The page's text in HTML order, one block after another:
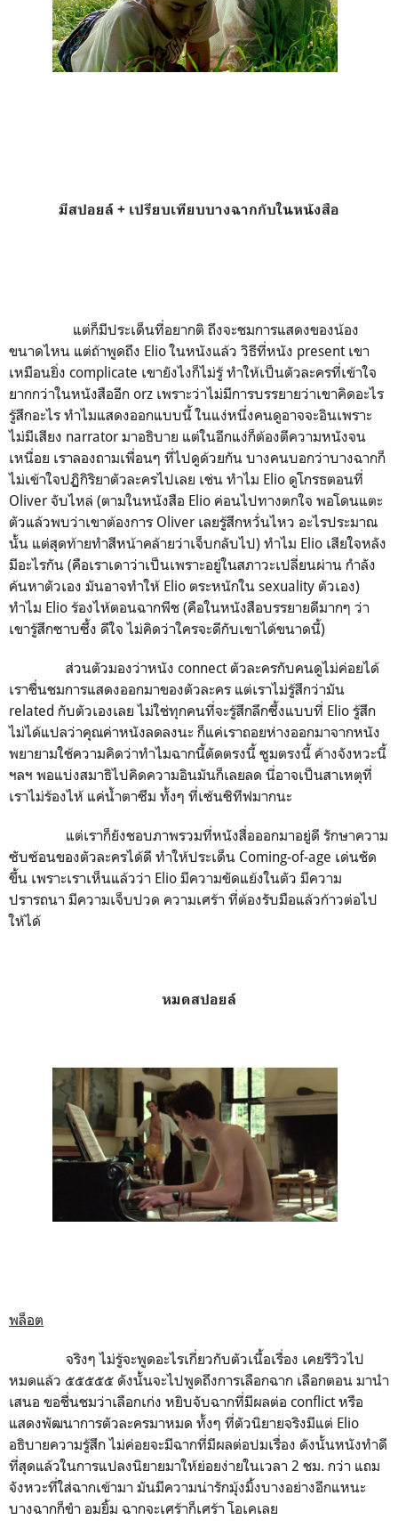
มีสปอยล์ + เปรียบเทียบบางฉากกับในหนังสือ
แต่ก็มีประเด็นที่อยากติ ถึงจะชมการแสดงของน้อง
ขนาดไหน แต่ถ้าพูดถึง Elio ในหนังแล้ว วิธีที่หนัง present เขา
เหมือนยิ่ง complicate เขายังไงก็ไม่รู้ ทำให้เป็นตัวละครที่เข้าใจ
ยากกว่าในหนังสืออีก orz เพราะว่าไม่มีการบรรยายว่าเขาคิดอะไร
รู้สึกอะไร ทำไมแสดงออกแบบนี้ ในแง่หนึ่งคนดูอาจจะอินเพราะ
ไม่มีเสียง narrator มาอธิบาย แต่ในอีกแง่ก็ต้องตีความหนังจน
เหนื่อย เราลองถามเพื่อนๆ ที่ไปดูด้วยกัน บางคนบอกว่าบางฉากก็
ไม่เข้าใจปฏิกิริยาตัวละครไปเลย เช่น ทำไม Elio ดูโกรธตอนที่
Oliver จับไหล่ (ตามในหนังสือ Elio ค่อนไปทางตกใจ พอโดนแตะ
ตัวแล้วพบว่าเขาต้องการ Oliver เลยรู้สึกหวั่นไหว อะไรประมาณ
นั้น แต่สุดท้ายทำสีหน้าคล้ายว่าเจ็บกลับไป) ทำไม Elio เสียใจหลัง
มีอะไรกัน (คือเราเดาว่าเป็นเพราะอยู่ในสภาวะเปลี่ยนผ่าน กำลัง
ค้นหาตัวเอง มันอาจทำให้ Elio ตระหนักใน sexuality ตัวเอง)
ทำไม Elio ร้องไห้ตอนฉากพีช (คือในหนังสือบรรยายดีมากๆ ว่า
เขารู้สึกซาบซึ้ง ดีใจ ไม่คิดว่าใครจะดีกับเขาได้ขนาดนี้)
ส่วนตัวมองว่าหนัง connect ตัวละครกับคนดูไม่ค่อยได้
เราชื่นชมการแสดงออกมาของตัวละคร แต่เราไม่รู้สึกว่ามัน
related กับตัวเองเลย ไม่ใช่ทุกคนที่จะรู้สึกลึกซึ้งแบบที่ Elio รู้สึก
ไม่ได้แปลว่าคุณค่าหนังลดลงนะ ก็แค่เราถอยห่างออกมาจากหนัง
พยายามใช้ความคิดว่าทำไมฉากนี้ตัดตรงนี้ ซูมตรงนี้ ค้างจังหวะนี้
ฯลฯ พอแบ่งสมาธิไปคิดความอินมันก็เลยลด นี่อาจเป็นสาเหตุที่
เราไม่ร้องไห้ แค่น้ำตาซึม ทั้งๆ ที่เซ้นซิทีฟมากนะ
แต่เราก็ยังชอบภาพรวมที่หนังสื่อออกมาอยู่ดี รักษาความ
ซับซ้อนของตัวละครได้ดี ทำให้ประเด็น Coming-of-age เด่นชัด
ขึ้น เพราะเราเห็นแล้วว่า Elio มีความขัดแย้งในตัว มีความ
ปรารถนา มีความเจ็บปวด ความเศร้า ที่ต้องรับมือแล้วก้าวต่อไป
ให้ได้
หมดสปอยล์
พล็อต
จริงๆ ไม่รู้จะพูดอะไรเกี่ยวกับตัวเนื้อเรื่อง เคยรีวิวไป
หมดแล้ว ๕๕๕๕๕ ดังนั้นจะไปพูดถึงการเลือกฉาก เลือกตอน มานำ
เสนอ ขอชื่นชมว่าเลือกเก่ง หยิบจับฉากที่มีผลต่อ conflict หรือ
แสดงพัฒนาการตัวละครมาหมด ทั้งๆ ที่ตัวนิยายจริงมีแต่ Elio
อธิบายความรู้สึก ไม่ค่อยจะมีฉากที่มีผลต่อปมเรื่อง ดังนั้นหนังทำดี
ที่สุดแล้วในการแปลงนิยายมาให้ย่อยง่ายในเวลา 2 ชม. กว่า แถม
จังหวะที่ใส่ฉากเข้ามา มันมีความน่ารักมุ้งมิ้งบางอย่างอีกแหนะ
บางฉากก็ขำ อมยิ้ม ฉากจะเศร้าก็เศร้า โอเคเลย